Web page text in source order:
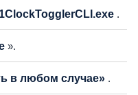
.
».
в любом случае» .